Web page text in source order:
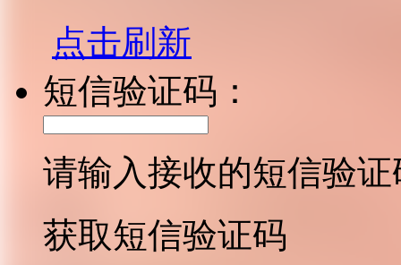
点击刷新
短信验证码：
请输入接收的短信验证
获取短信验证码